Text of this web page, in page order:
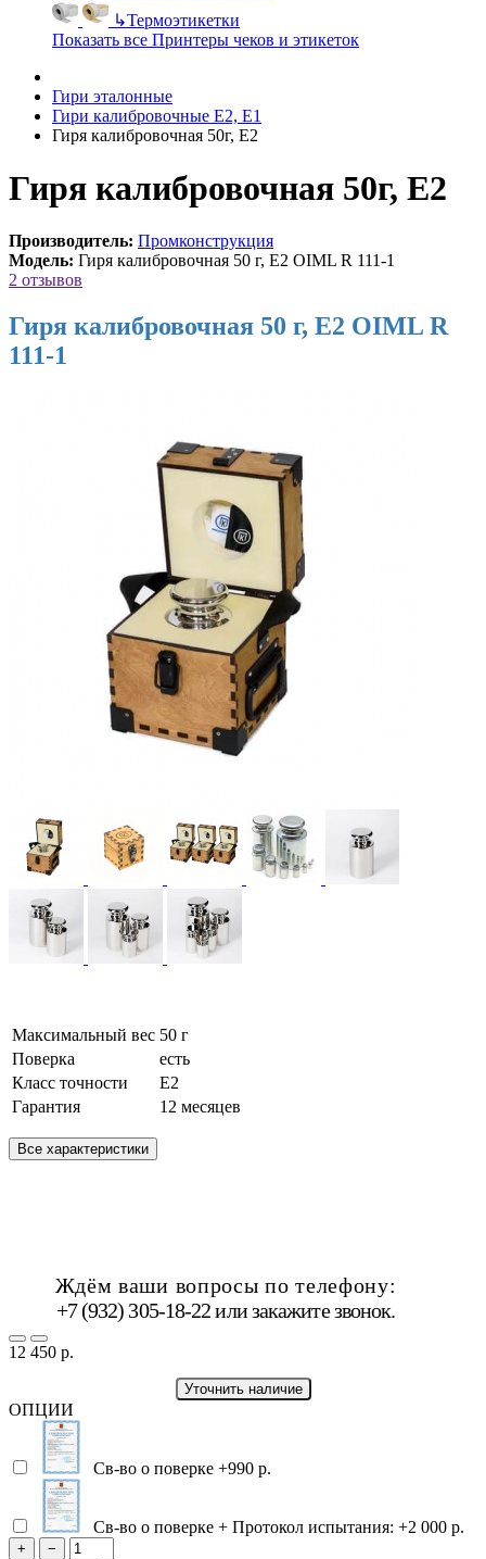
↳Термоэтикетки
Показать все Принтеры чеков и этикеток
Гири эталонные
Гири калибровочные E2, Е1
Гиря калибровочная 50г, Е2
Гиря калибровочная 50г, Е2
Производитель: Промконструкция
Модель: Гиря калибровочная 50 г, Е2 OIML R 111-1
2 отзывов
Гиря калибровочная 50 г, Е2 OIML R
111-1
Максимальный вес 50 г
Поверка
есть
Класс точности
Е2
Гарантия
12 месяцев
Все характеристики
Ждём ваши вопросы по телефону:
+7 (932) 305-18-22 илизакажите звонок.
12 450 р.
Уточнить наличие
ОПЦИИ
Св-во о поверке +990 р.
Св-во о поверке + Протокол испытания: +2 000 р.
+
−